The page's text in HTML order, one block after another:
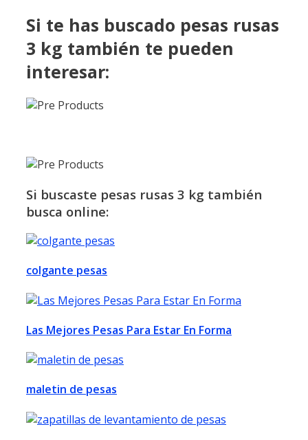
Si te has buscado pesas rusas
3 kg también te pueden
interesar:
Si buscaste pesas rusas 3 kg también
busca online:
colgante pesas
Las Mejores Pesas Para Estar En Forma
maletin de pesas